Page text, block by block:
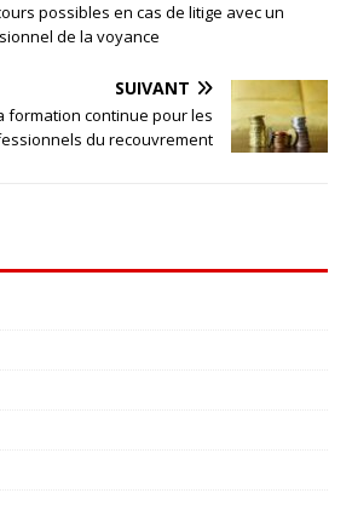
possibles en cas de litige avec un
de la voyance
SUIVANT
formation continue pour les
du recouvrement